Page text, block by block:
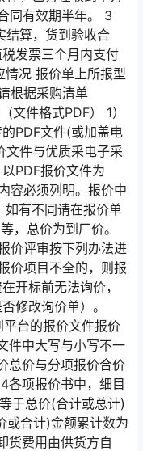
同有效期半年。 3
结算，货到验收合
发票三个月内支付
况 报价单上所报型
根据采购清单
文件格式PDF） 1）
PDF文件(或加盖电
文件与优质采电子采
PDF报价文件为
容必须列明。报价中
如有不同请在报价单
，总价为到厂价。
价评审按下列办法进
价项目不全的，则报
开标前无法询价，
修改询价单）。
台的报价文件报价
件中大写与小写不一
总价与分项报价合价
各项报价书中，细目
于总价(合计或总计)
或合计)金额累计数为
货费用由供货方自